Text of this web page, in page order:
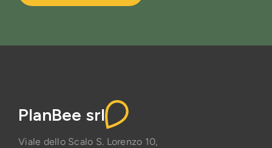
PlanBee srl
Viale dello Scalo S. Lorenzo 10,